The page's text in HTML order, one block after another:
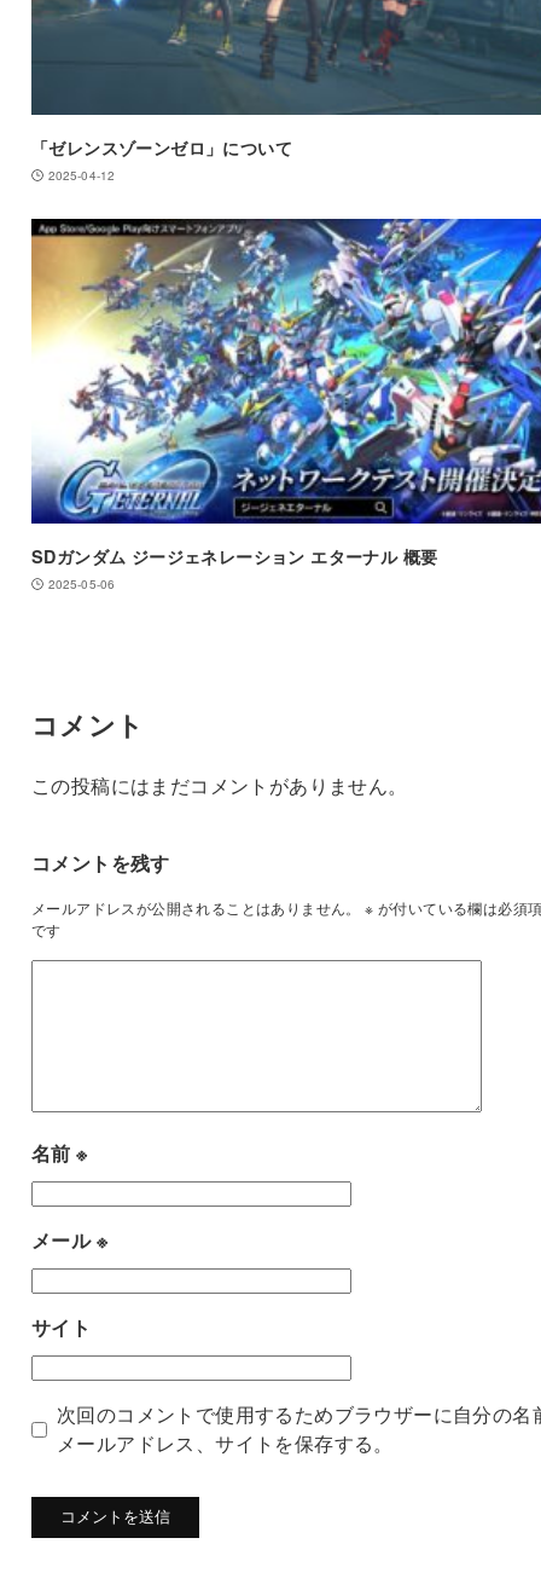
「ゼレンスゾーンゼロ」について
2025-04-12
SDガンダム ジージェネレーション エターナル 概要
2025-05-06
コメント
この投稿にはまだコメントがありません。
コメントを残す
メールアドレスが公開されることはありません。 ※ が付いている欄は必須
です
名前※
メール※
サイト
次回のコメントで使用するためブラウザーに自分の名
メールアドレス、サイトを保存する。